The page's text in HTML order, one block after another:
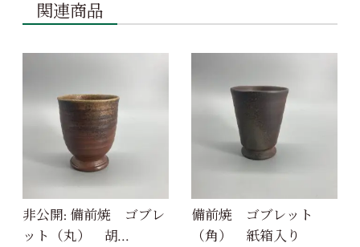
関連商品
非公開: 備前焼 ゴブレ
ット（丸） 胡…
備前焼 ゴブレット
（角） 紙箱入り